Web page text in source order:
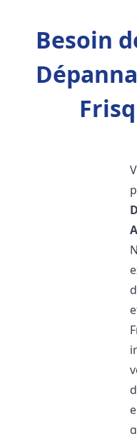
Besoin